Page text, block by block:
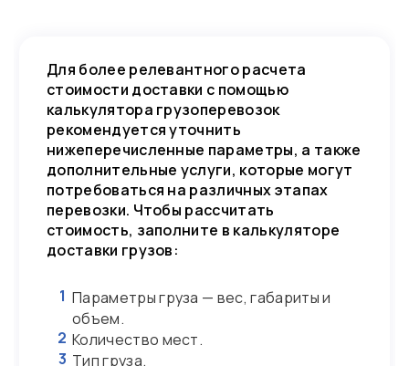
Для более релевантного расчета
стоимости доставки с помощью
калькулятора грузоперевозок
рекомендуется уточнить
нижеперечисленные параметры, а также
дополнительные услуги, которые могут
потребоваться на различных этапах
перевозки. Чтобы рассчитать
стоимость, заполните в калькуляторе
доставки грузов:
1 Параметры груза — вес, габариты и
объем.
2 Количество мест.
3 Тип груза.